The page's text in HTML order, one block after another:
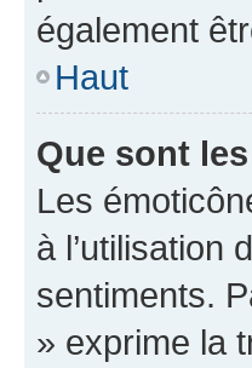
également
Haut
Que sont
Les
à l’utilisation
sentiments.
» exprime la